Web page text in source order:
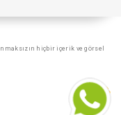
hiçbir içerik ve görsel